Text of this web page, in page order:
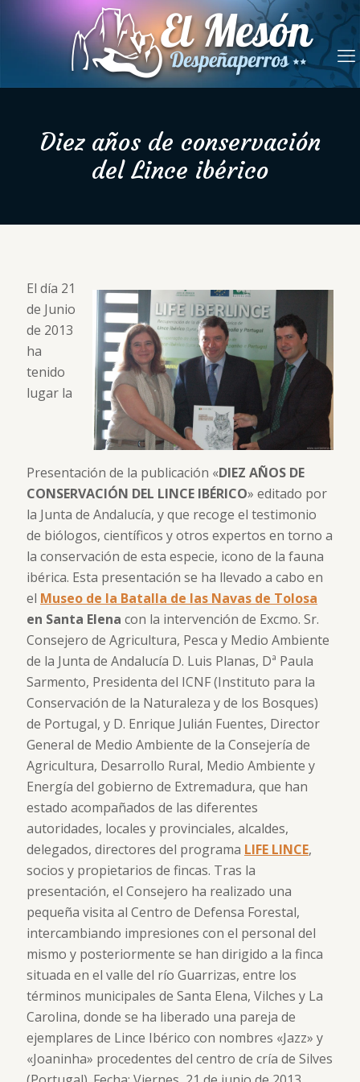
Diez años de conservación
del Lince ibérico
El día 21
de Junio
de 2013
ha
tenido
lugar la
Presentación de la publicación «DIEZ AÑOS DE
CONSERVACIÓN DEL LINCE IBÉRICO» editado por
la Junta de Andalucía, y que recoge el testimonio
de biólogos, científicos y otros expertos en torno a
la conservación de esta especie, icono de la fauna
ibérica. Esta presentación se ha llevado a cabo en
el Museo de la Batalla de las Navas de Tolosa
en Santa Elena con la intervención de Excmo. Sr.
Consejero de Agricultura, Pesca y Medio Ambiente
de la Junta de Andalucía D. Luis Planas, Dª Paula
Sarmento, Presidenta del ICNF (Instituto para la
Conservación de la Naturaleza y de los Bosques)
de Portugal, y D. Enrique Julián Fuentes, Director
General de Medio Ambiente de la Consejería de
Agricultura, Desarrollo Rural, Medio Ambiente y
Energía del gobierno de Extremadura, que han
estado acompañados de las diferentes
autoridades, locales y provinciales, alcaldes,
delegados, directores del programa LIFE LINCE,
socios y propietarios de fincas. Tras la
presentación, el Consejero ha realizado una
pequeña visita al Centro de Defensa Forestal,
intercambiando impresiones con el personal del
mismo y posteriormente se han dirigido a la finca
situada en el valle del río Guarrizas, entre los
términos municipales de Santa Elena, Vilches y La
Carolina, donde se ha liberado una pareja de
ejemplares de Lince Ibérico con nombres «Jazz» y
«Joaninha» procedentes del centro de cría de Silves